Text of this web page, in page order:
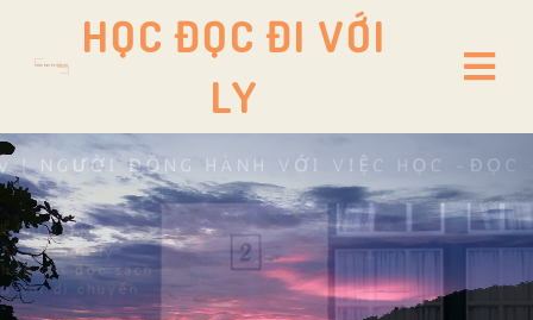
HỌC ĐỌC ĐI VỚI
LY